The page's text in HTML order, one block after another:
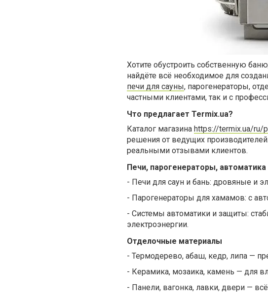
Хотите обустроить собственную
найдёте всё необходимое для
печи для сауны, парогенераторы,
частными клиентами, так и с
Что предлагает Termix.ua?
Каталог магазина https://termix.ua/ru/
решения от ведущих
реальными отзывами клиентов.
Печи, парогенераторы, автоматика
- Печи для саун и бань: дровяные и
- Парогенераторы для хамамов: с
- Системы автоматики и защиты:
электроэнергии.
Отделочные материалы
- Термодерево, абаш, кедр, липа —
- Керамика, мозаика, камень — для
- Панели, вагонка, лавки, двери —